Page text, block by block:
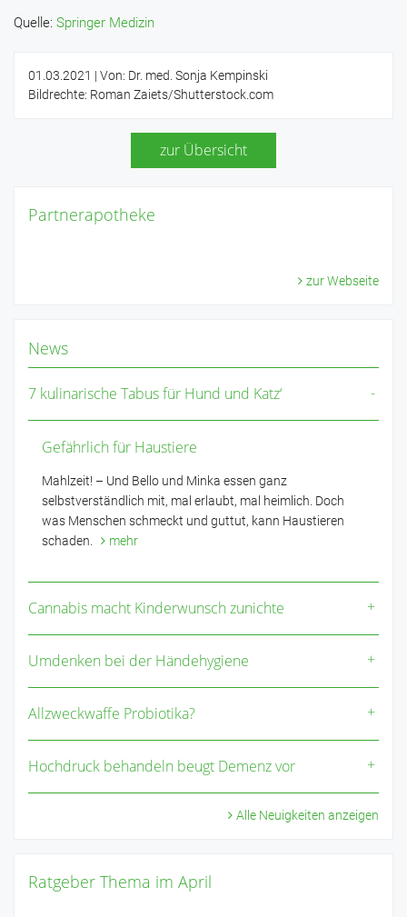
Quelle: Springer Medizin
01.03.2021 | Von: Dr. med. Sonja Kempinski
Bildrechte: Roman Zaiets/Shutterstock.com
zur Übersicht
Partnerapotheke
zur Webseite
News
7 kulinarische Tabus für Hund und Katz‘
Gefährlich für Haustiere
Mahlzeit! – Und Bello und Minka essen ganz
selbstverständlich mit, mal erlaubt, mal heimlich. Doch
was Menschen schmeckt und guttut, kann Haustieren
schaden.
mehr
Cannabis macht Kinderwunsch zunichte
Umdenken bei der Händehygiene
Allzweckwaffe Probiotika?
Hochdruck behandeln beugt Demenz vor
Alle Neuigkeiten anzeigen
Ratgeber Thema im April